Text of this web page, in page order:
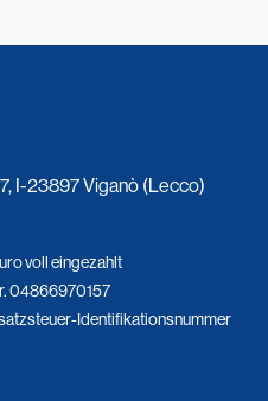
I-23897 Viganò (Lecco)
voll eingezahlt
04866970157
Identifikationsnummer